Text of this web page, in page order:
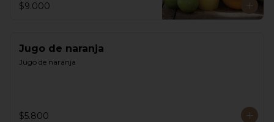
$9.000
Jugo de naranja
Jugo de naranja
$5.800